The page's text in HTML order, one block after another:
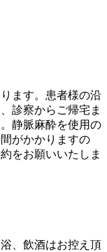
ます。患者様の沿
診察からご帰宅ま
静脈麻酔を使用の
がかかりますの
をお願いいたしま
、飲酒はお控え頂